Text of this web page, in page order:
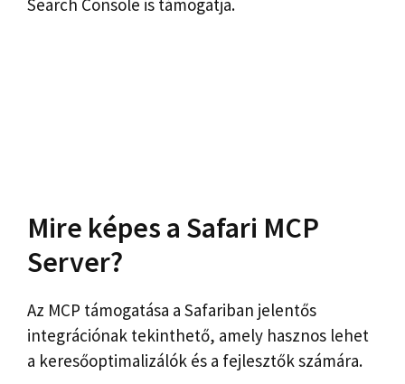
Search Console is támogatja.
Mire képes a Safari MCP
Server?
Az MCP támogatása a Safariban jelentős
integrációnak tekinthető, amely hasznos lehet
a keresőoptimalizálók és a fejlesztők számára.